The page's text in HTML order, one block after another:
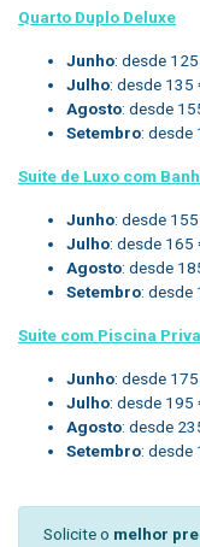
Quarto Duplo Deluxe
Junho: desde
Julho: desde 135
Agosto: desde
Setembro: desde
Suite de Luxo com
Junho: desde
Julho: desde 165
Agosto: desde
Setembro: desde
Suite com Piscina
Junho: desde
Julho: desde 195
Agosto: desde
Setembro: desde
Solicite o melhor